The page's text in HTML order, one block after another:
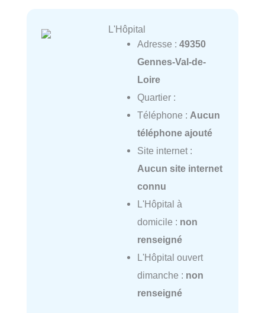
L'Hôpital
Adresse : 49350
Gennes-Val-de-
Loire
Quartier :
Téléphone : Aucun
téléphone ajouté
Site internet :
Aucun site internet
connu
L'Hôpital à
domicile : non
renseigné
L'Hôpital ouvert
dimanche : non
renseigné